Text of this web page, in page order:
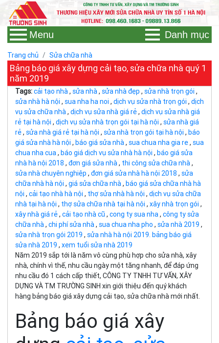
Danh mục
Menu
Trang chủ Sửa chữa nhà
Bảng báo giá xây dựng cải tạo, sửa chữa nhà quý 1
năm 2019
Tags:cải tạo nhà, sửa nhà, sửa nhà đẹp , sửa nhà trọn gói ,
sửa nhà hà nội , sua nha ha noi , dịch vụ sửa nhà trọn gói , dịch
vụ sửa chữa nhà, dịch vụ sửa nhà giá rẻ, dịch vụ sửa nhà giá
rẻ tại hà nội , dịch vụ sửa nhà trọn gói tại hà nội , sửa nhà giá
rẻ, sửa nhà giá rẻ tại hà nội , sửa nhà trọn gói tại hà nội , báo
giá sửa nhà hà nội , báo giá sửa nhà, sua chua nha gia re, sua
chua nha cua, báo giá dịch vụ sửa nhà hà nội , báo giá sửa
nhà hà nội 2018 , đơn giá sửa nhà, thi công sửa chữa nhà,
sửa nhà chuyên nghiệp , đơn giá sửa nhà hà nội 2018 , sửa
chữa nhà hà nội , giá sửa chữa nhà, báo giá sửa chữa nhà hà
nội , cải tạo nhà hà nội , thợ sửa nhà hà nội , dịch vụ sửa chữa
nhà tại hà nội , thợ sửa chữa nhà tại hà nội , xây nhà trọn gói ,
xây nhà giá rẻ, cải tạo nhà cũ , cong ty sua nha, công ty sửa
chữa nhà, chi phí sửa nhà, sua chua nha pho , sửa nhà 2019 ,
sửa nhà trọn gói 2019 , sửa nhà hà nội 2019. bảng báo giá
sửa nhà 2019 , xem tuổi sửa nhà 2019
Năm 2019 sắp tới là năm vô cùng phù hợp cho sửa nhà, xây
nhà, chính vì thế, nhu cầu ngày một tăng nhanh, để đáp ứng
nhu cầu đó 1 cách cấp thiết, CÔNG TY TNHH TƯ VẤN, XÂY
DỰNG VÀ TM TRƯỜNG SINH xin giới thiệu đến quý khách
hàng bảng báo giá xây dựng cải tạo, sửa chữa nhà mới nhất.
Bảng báo giá xây